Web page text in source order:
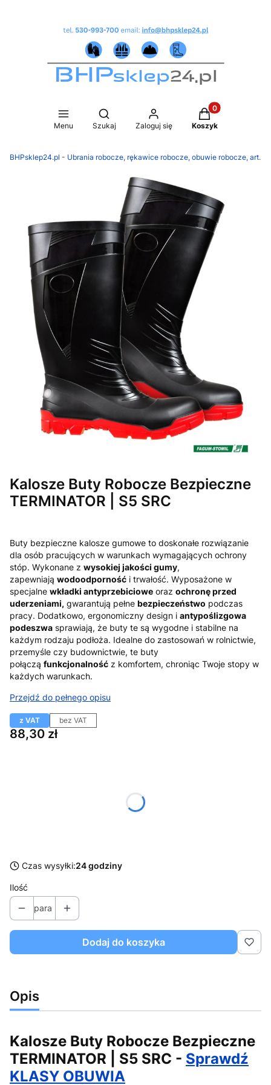
Menu
Otwórz wyszukiwarkę
Szukaj Zaloguj się
Produkty w
Koszyk
BHPsklep24.pl - Ubrania robocze, rękawice robocze, obuwie robocze,
Kalosze Buty Robocze Bezpieczne
TERMINATOR | S5 SRC
Buty bezpieczne kalosze gumowe to doskonałe rozwiązanie
dla osób pracujących w warunkach wymagających ochrony
stóp. Wykonane z wysokiej jakości gumy,
zapewniają wodoodporność i trwałość. Wyposażone w
specjalne wkładki antyprzebiciowe oraz ochronę przed
uderzeniami, gwarantują pełne bezpieczeństwo podczas
pracy. Dodatkowo, ergonomiczny design i antypoślizgowa
podeszwa sprawiają, że buty te są wygodne i stabilne na
każdym rodzaju podłoża. Idealne do zastosowań w rolnictwie,
przemyśle czy budownictwie, te buty
połączą funkcjonalność z komfortem, chroniąc Twoje stopy w
każdych warunkach.
Przejdź do pełnego opisu
z VAT bez VAT
Cena
88,30 zł
Czas wysyłki:24 godziny
Ilość
para
Dodaj do koszyka
Opis
Kalosze Buty Robocze Bezpieczne
TERMINATOR | S5 SRC - Sprawdź
KLASY OBUWIA